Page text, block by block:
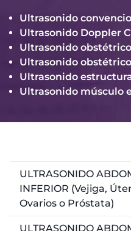
Ultrasonido
Ultrasonido Doppler
Ultrasonido
Ultrasonido
Ultrasonido
Ultrasonido músculo
ULTRASONIDO
INFERIOR (Vejiga,
Ovarios o Próstata)
ULTRASONIDO